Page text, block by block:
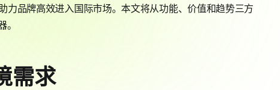
力品牌高效进入国际市场。本文将从功能、价值和趋势三方
需求